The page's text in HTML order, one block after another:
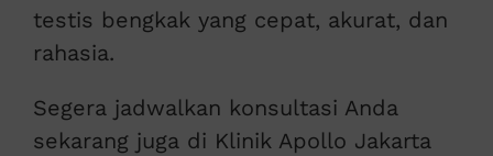
testis bengkak yang cepat, akurat, dan
rahasia.
Segera jadwalkan konsultasi Anda
sekarang juga di Klinik Apollo Jakarta